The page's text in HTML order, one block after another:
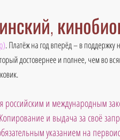
. Платёж на год вперёд – в поддержку
достовернее и полнее, чем во
российским и международным
и выдача за своё
указанием на